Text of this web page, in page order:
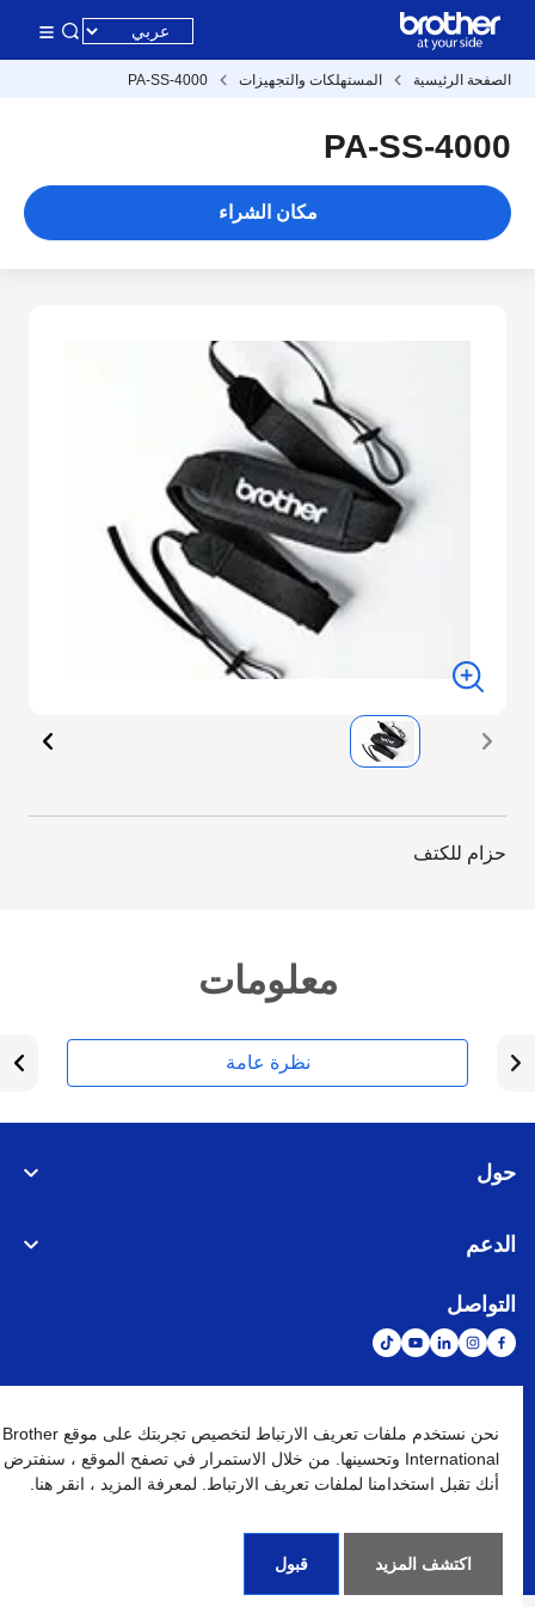
الصفحة الرئيسية المستهلكات والتجهيزات PA-SS-4000
PA-SS-4000
مكان الشراء
حزام للكتف
معلومات
نظرة عامة
حول
الدعم
التواصل
الشبكة العالمية
نهج الخصوصية شروط الإستخدام خريطة الموقع الإنتقال إلى الموقع العالمي
كافة الحقوق محفوظة. BROTHER INTERNATIONAL (GULF) FZE
2026
نحن نستخدم ملفات تعريف الارتباط لتخصيص تجربتك على موقع Brother
International وتحسينها. من خلال الاستمرار في تصفح الموقع ، سنفترض
أنك تقبل استخدامنا لملفات تعريف الارتباط. لمعرفة المزيد ، انقر هنا.
اكتشف المزيد قبول